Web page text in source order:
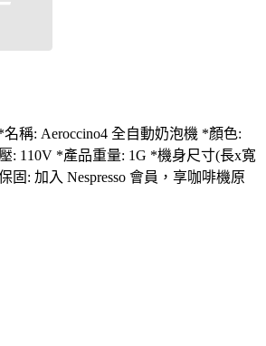
名稱: Aeroccino4 全自動奶泡機 *顏色:
: 110V *產品重量: 1G *機身尺寸(長x寬
固: 加入 Nespresso 會員，享咖啡機原